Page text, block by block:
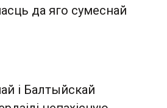
да яго сумеснай
і Балтыйскай